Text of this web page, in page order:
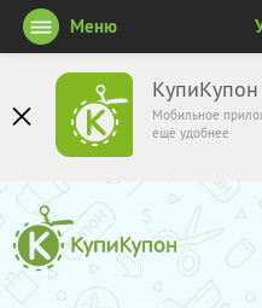
КупиКупон
Мобильное
ещё удобнее
Меню